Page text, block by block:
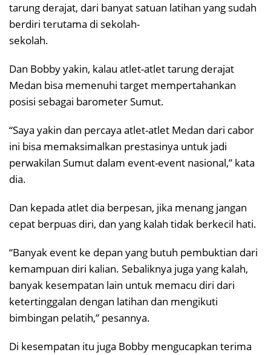
tarung derajat, dari banyat satuan latihan yang sudah
berdiri terutama di sekolah-
sekolah.
Dan Bobby yakin, kalau atlet-atlet tarung derajat
Medan bisa memenuhi target mempertahankan
posisi sebagai barometer Sumut.
“Saya yakin dan percaya atlet-atlet Medan dari cabor
ini bisa memaksimalkan prestasinya untuk jadi
perwakilan Sumut dalam event-event nasional,” kata
dia.
Dan kepada atlet dia berpesan, jika menang jangan
cepat berpuas diri, dan yang kalah tidak berkecil hati.
“Banyak event ke depan yang butuh pembuktian dari
kemampuan diri kalian. Sebaliknya juga yang kalah,
banyak kesempatan lain untuk memacu diri dari
ketertinggalan dengan latihan dan mengikuti
bimbingan pelatih,” pesannya.
Di kesempatan itu juga Bobby mengucapkan terima